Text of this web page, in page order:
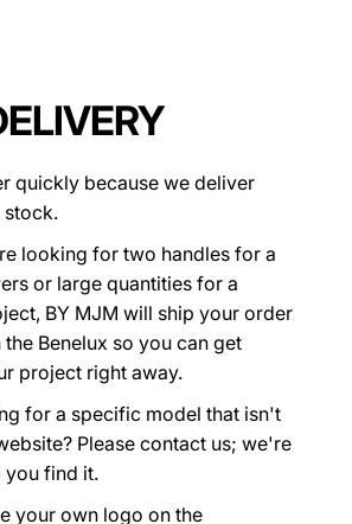
quickly because we deliver
looking for two handles for a
or large quantities for a
BY MJM will ship your order
Benelux so you can get
project right away.
for a specific model that isn't
Please contact us; we're
you find it.
your own logo on the